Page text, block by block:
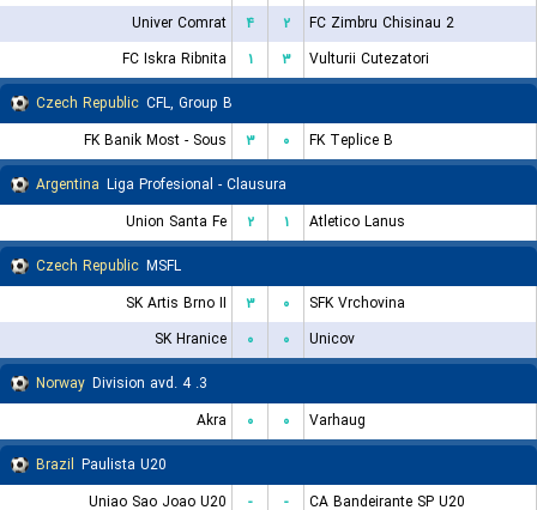
Univer Comrat
۴ ۲
FC Zimbru Chisinau 2
FC Iskra Ribnita
۱ ۳
Vulturii Cutezatori
Czech Republic CFL, Group B
FK Banik Most - Sous
۳ ۰
FK Teplice B
Argentina Liga Profesional - Clausura
Union Santa Fe
۲ ۱
Atletico Lanus
Czech Republic MSFL
SK Artis Brno II
۳ ۰
SFK Vrchovina
SK Hranice
۰ ۰
Unicov
Norway
3. Division avd. 4
Akra
۰ ۰
Varhaug
Brazil Paulista U20
Uniao Sao Joao U20
- -
CA Bandeirante SP U20